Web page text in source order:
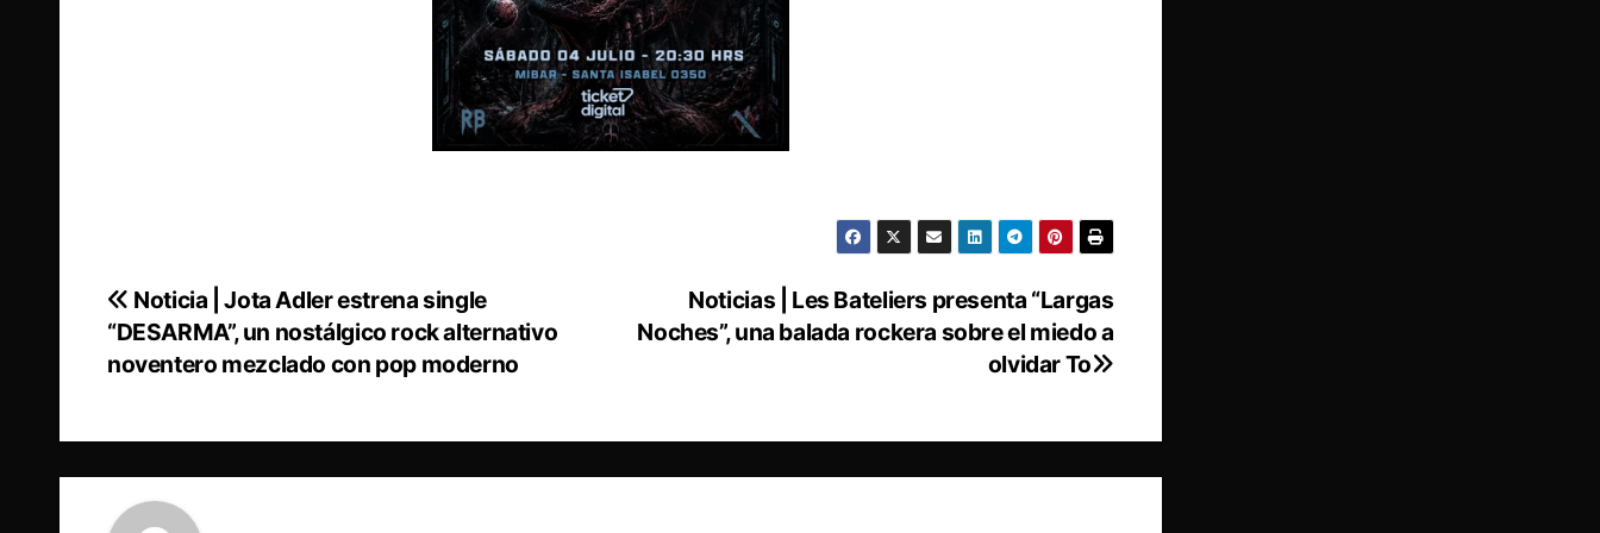
Navegación
de
Noticias | Les Bateliers presenta “Largas
Noches”, una balada rockera sobre el miedo a
olvidar To
Noticia | Jota Adler estrena single
“DESARMA”, un nostálgico rock alternativo
noventero mezclado con pop moderno